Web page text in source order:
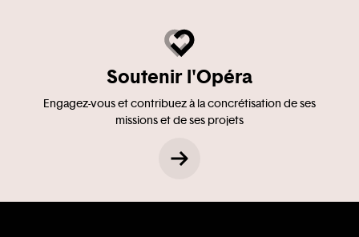
Soutenir l'Opéra
Engagez-vous et contribuez à la concrétisation de ses
missions et de ses projets